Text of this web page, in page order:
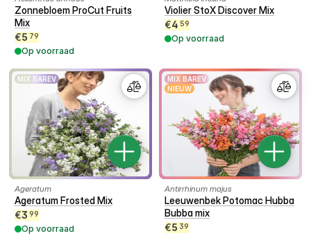
Zonnebloem ProCut Fruits
Mix
€5 79
Op voorraad
Violier StoX Discover Mix
€4 59
Op voorraad
MIX BAREV
Ageratum
Ageratum Frosted Mix
€3 99
Op voorraad
MIX BAREV
NIEUW
Antirrhinum majus
Leeuwenbek Potomac Hubba
Bubba mix
€5 39